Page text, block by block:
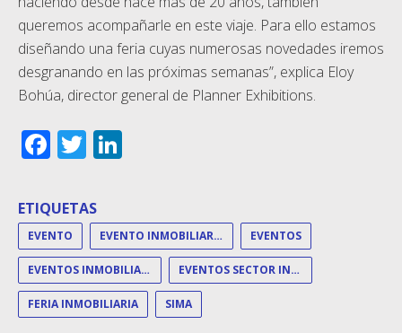
queremos acompañarle en este viaje. Para ello estamos
diseñando una feria cuyas numerosas novedades iremos
desgranando en las próximas semanas”, explica Eloy
Bohúa, director general de Planner Exhibitions.
Facebook
Twitter
ETIQUETAS
EVENTO EVENTO INMOBILIARIO EVENTOS
EVENTOS INMOBILIARIOS EVENTOS SECTOR INMOBILIARIO
FERIA INMOBILIARIA SIMA